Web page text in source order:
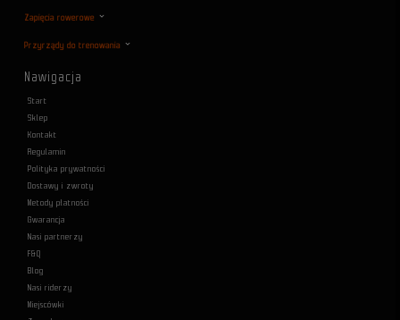
Zapięcia rowerowe
Przyrządy do trenowania
Nawigacja
Start
Sklep
Kontakt
Regulamin
Polityka prywatności
Dostawy i zwroty
Metody płatności
Gwarancja
Nasi partnerzy
F&Q
Blog
Nasi riderzy
Miejscówki